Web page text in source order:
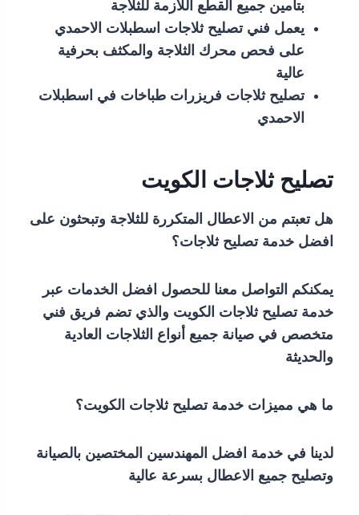
بتأمين جميع القطع اللازمة للثلاجة
يعمل فني تصليح ثلاجات اسطبلات الاحمدي
على فحص محرك الثلاجة والمكثف بحرفية
عالية
تصليح ثلاجات فريزرات طباخات في اسطبلات
الاحمدي
تصليح ثلاجات الكويت
هل تعبتم من الاعطال المتكررة للثلاجة وتبحثون على
افضل خدمة تصليح ثلاجات؟
يمكنكم التواصل معنا للحصول افضل الخدمات عبر
خدمة تصليح ثلاجات الكويت والذي تضم فريق فني
متخصص في صيانة جميع أنواع الثلاجات العادية
والحديثة
ما هي مميزات خدمة تصليح ثلاجات الكويت؟
لدينا في خدمة افضل المهندسين المختصين بالصيانة
وتصليح جميع الاعطال بسرعة عالية